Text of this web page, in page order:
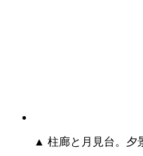
▲ 柱廊と月見台。夕